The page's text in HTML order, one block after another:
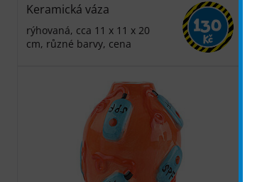
Keramická váza
rýhovaná, cca 11 x 11 x 20
cm, různé barvy, cena
130
Kč